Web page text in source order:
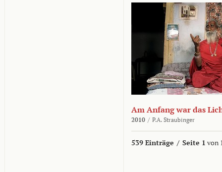
Am Anfang war das
2010 / P.A. Straubinger
539 Einträge / Seite 1 von